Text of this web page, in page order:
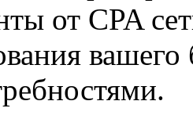
от CPA
вашего